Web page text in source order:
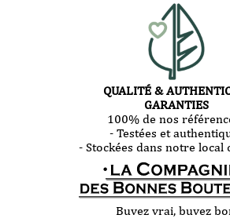
QUALITÉ &
GARANTIES
100% de nos
- Testées et
- Stockées dans notre local
Buvez vrai, buvez